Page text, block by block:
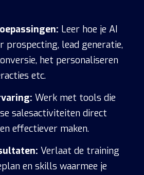
Leer hoe je AI
prospecting, lead generatie,
het personaliseren
etc.
Werk met tools die
salesactiviteiten direct
effectiever maken.
Verlaat de training
en skills waarmee je